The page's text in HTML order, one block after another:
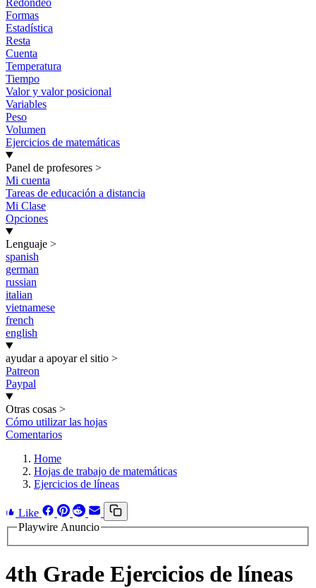
Redondeo
Formas
Estadística
Resta
Cuenta
Temperatura
Tiempo
Valor y valor posicional
Variables
Peso
Volumen
Ejercicios de matemáticas
Panel de profesores >
Mi cuenta
Tareas de educación a distancia
Mi Clase
Opciones
Lenguaje >
spanish
german
russian
italian
vietnamese
french
english
ayudar a apoyar el sitio >
Patreon
Paypal
Otras cosas >
Cómo utilizar las hojas
Comentarios
Home
Hojas de trabajo de matemáticas
Ejercicios de líneas
Like
Playwire Anuncio
4th Grade Ejercicios de líneas